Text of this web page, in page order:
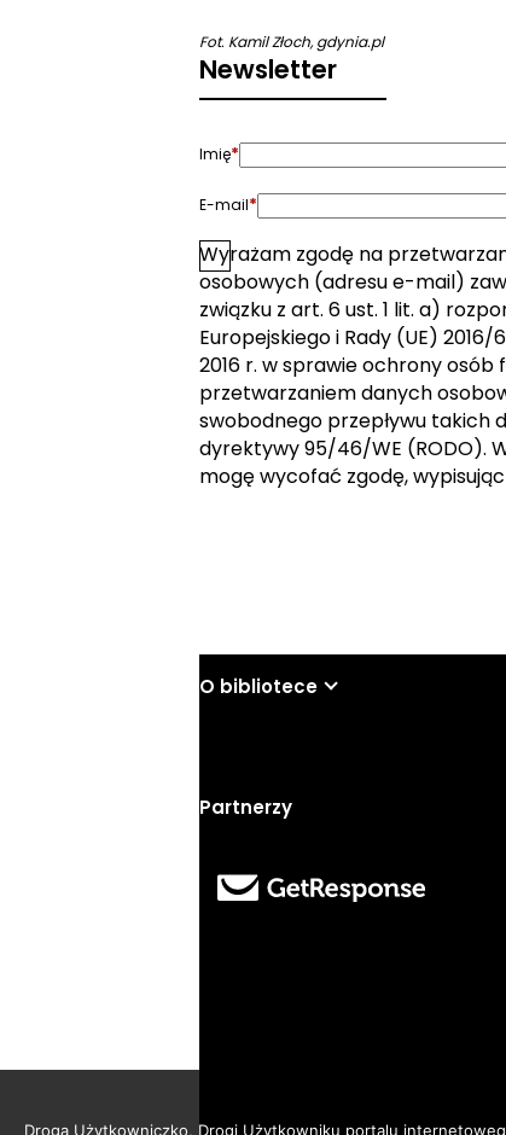
Fot. Kamil Złoch, gdynia.pl
Newsletter
Imię*
E-mail*
Zgoda*
Wyrażam zgodę na
osobowych (adresu e-mail)
związku z art. 6 ust. 1 lit. a)
Europejskiego i Rady (UE)
2016 r. w sprawie ochrony osób
przetwarzaniem danych
swobodnego przepływu takich
dyrektywy 95/46/WE (RODO).
mogę wycofać zgodę,
O bibliotece
Partnerzy
Droga Użytkowniczko, Drogi Użytkowniku portalu